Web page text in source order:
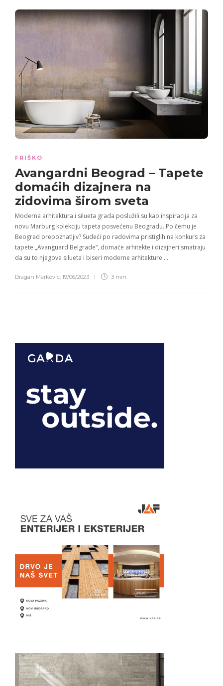
FRIŠKO
Avangardni Beograd – Tapete
domaćih dizajnera na
zidovima širom sveta
Moderna arhitektura i silueta grada poslužili su kao inspiracija za
novu Marburg kolekciju tapeta posvećenu Beogradu. Po čemu je
Beograd prepoznatljiv? Sudeći po radovima pristiglih na konkurs za
tapete „Avanguard Belgrade“, domaće arhitekte i dizajneri smatraju
da su to njegova silueta i biseri moderne arhitekture….
Dragan Markovic 19/06/2023 3 min